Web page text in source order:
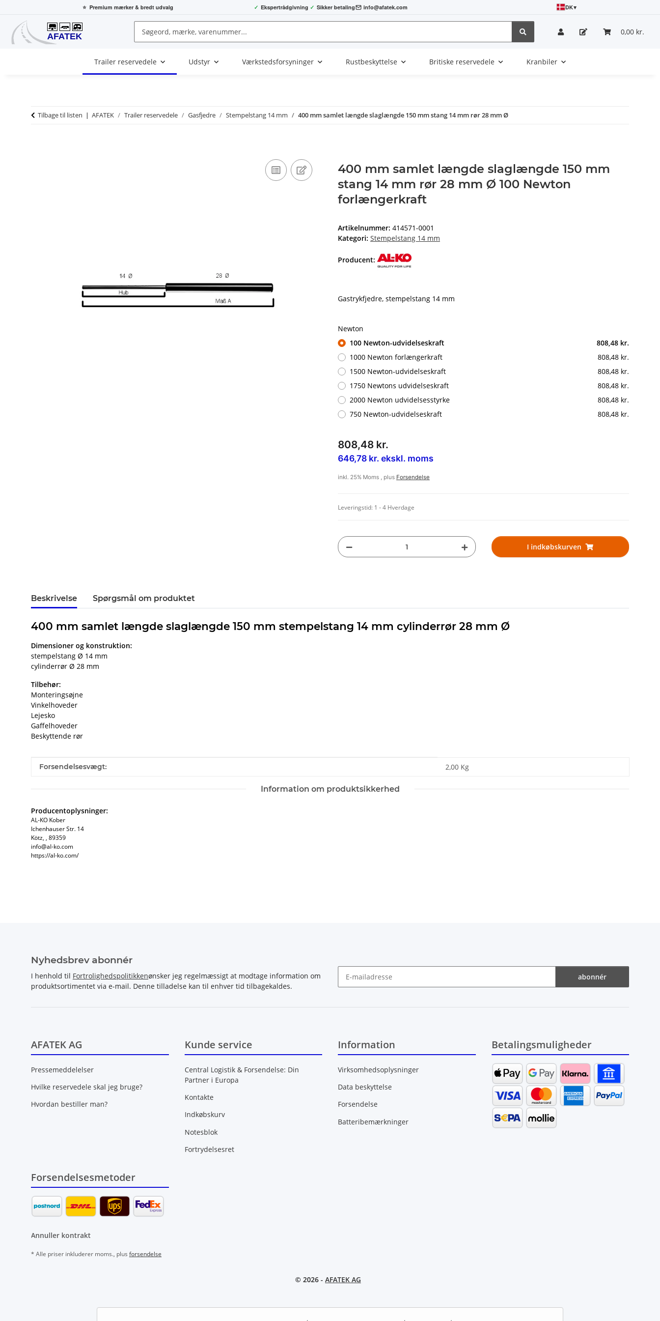
⭐ Premium mærker & bredt udvalg ✓ Ekspertrådgivning ✓ Sikker betaling info@afatek.com DK▾
0,00 kr.
Trailer reservedele Udstyr Værkstedsforsyninger Rustbeskyttelse Britiske reservedele Kranbiler
Tilbage til listen AFATEK Trailer reservedele Gasfjedre Stempelstang 14 mm 400 mm samlet længde slaglængde 150 mm stang 14 mm rør 28 mm Ø
400 mm samlet længde slaglængde 150 mm
stang 14 mm rør 28 mm Ø 100 Newton
forlængerkraft
Artikelnummer: 414571-0001
Kategori: Stempelstang 14 mm
Producent:
Gastrykfjedre, stempelstang 14 mm
Newton
100 Newton-udvidelseskraft
808,48 kr.
1000 Newton forlængerkraft
808,48 kr.
1500 Newton-udvidelseskraft
808,48 kr.
1750 Newtons udvidelseskraft
808,48 kr.
2000 Newton udvidelsesstyrke
808,48 kr.
750 Newton-udvidelseskraft
808,48 kr.
808,48 kr.
646,78 kr. ekskl. moms
inkl. 25% Moms , plus Forsendelse
Leveringstid: 1 - 4 Hverdage
I indkøbskurven
Beskrivelse Spørgsmål om produktet
400 mm samlet længde slaglængde 150 mm stempelstang 14 mm cylinderrør 28 mm Ø
Dimensioner og konstruktion:
stempelstang Ø 14 mm
cylinderrør Ø 28 mm
Tilbehør:
Monteringsøjne
Vinkelhoveder
Lejesko
Gaffelhoveder
Beskyttende rør
#productDetails.itemInformation#
#productDetails.itemValue#
Forsendelsesvægt: 2,00 Kg
Information om produktsikkerhed
Producentoplysninger:
AL-KO Kober
Ichenhauser Str. 14
Kötz, , 89359
info@al-ko.com
https://al-ko.com/
Nyhedsbrev abonnér
I henhold til Fortrolighedspolitikkenønsker jeg regelmæssigt at modtage information om
produktsortimentet via e-mail. Denne tilladelse kan til enhver tid tilbagekaldes.
abonnér
AFATEK AG
Pressemeddelelser
Hvilke reservedele skal jeg bruge?
Hvordan bestiller man?
Kunde service
Central Logistik & Forsendelse: Din
Partner i Europa
Kontakte
Indkøbskurv
Notesblok
Fortrydelsesret
Information
Virksomhedsoplysninger
Data beskyttelse
Forsendelse
Batteribemærkninger
Betalingsmuligheder
Forsendelsesmetoder
Annuller kontrakt
* Alle priser inkluderer moms., plus forsendelse
© 2026 - AFATEK AG